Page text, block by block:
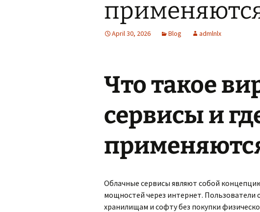
April 30, 2026 Blog admlnlx
Что такое
сервисы и
Облачные сервисы являют собой
мощностей через интернет. Пользователи
хранилищам и софту без покупки